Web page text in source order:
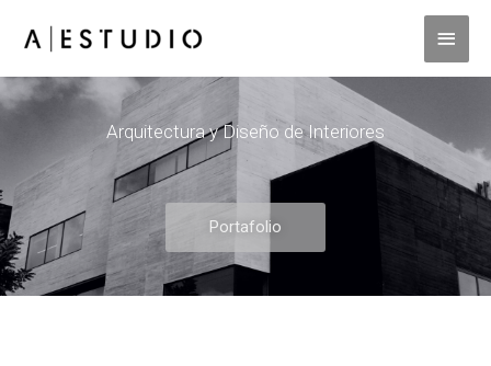
Arquitectura y Diseño de Interiores
Portafolio